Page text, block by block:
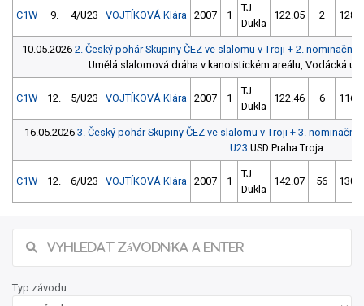
C1W 9. 4/U23 VOJTÍKOVÁ Klára 2007 1
TJ
Dukla
122.05 2
10.05.2026 2. Český pohár Skupiny ČEZ ve slalomu v Troji + 2. nominační
Umělá slalomová dráha v kanoistickém areálu, Vodácká ul.,
C1W 12. 5/U23 VOJTÍKOVÁ Klára 2007 1
TJ
Dukla
122.46 6
16.05.2026 3. Český pohár Skupiny ČEZ ve slalomu v Troji + 3.
U23 USD Praha Troja
C1W 12. 6/U23 VOJTÍKOVÁ Klára 2007 1
TJ
Dukla
142.07 56
Typ závodu